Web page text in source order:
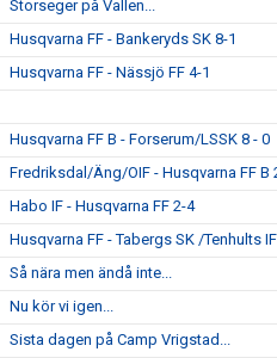
Storseger på Vallen...
Husqvarna FF - Bankeryds SK 8-1
Husqvarna FF - Nässjö FF 4-1
Husqvarna FF B - Forserum/LSSK 8 - 0
Fredriksdal/Äng/OIF - Husqvarna FF B
Habo IF - Husqvarna FF 2-4
Husqvarna FF - Tabergs SK /Tenhults
Så nära men ändå inte...
Nu kör vi igen...
Sista dagen på Camp Vrigstad...